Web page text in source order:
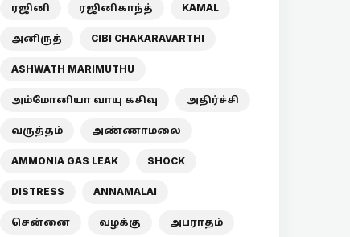
ரஜினி ரஜினிகாந்த் KAMAL
அனிருத் CIBI CHAKARAVARTHI
ASHWATH MARIMUTHU
அம்மோனியா வாயு கசிவு அதிர்ச்சி
வருத்தம் அண்ணாமலை
AMMONIA GAS LEAK SHOCK
DISTRESS ANNAMALAI
சென்னை வழக்கு அபராதம்